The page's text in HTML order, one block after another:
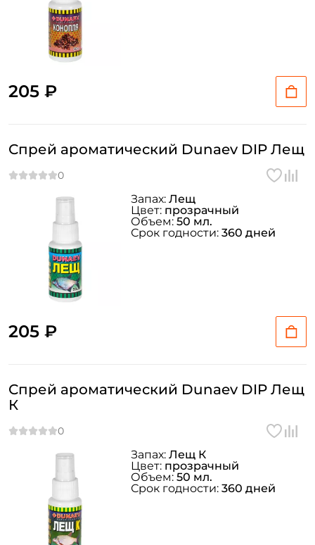
205 ₽
Спрей ароматический Dunaev DIP Лещ
205 ₽
Запах: Лещ
Цвет: прозрачный
Объем:50 мл.
Срок годности: 360 дней
Спрей ароматический Dunaev DIP Лещ
К
Запах: Лещ К
Цвет: прозрачный
Объем:50 мл.
Срок годности: 360 дней